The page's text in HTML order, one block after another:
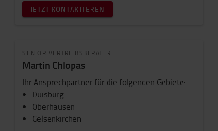
JETZT KONTAKTIEREN
SENIOR VERTRIEBSBERATER
Martin Chlopas
Ihr Ansprechpartner für die folgenden Gebiete:
Duisburg
Oberhausen
Gelsenkirchen